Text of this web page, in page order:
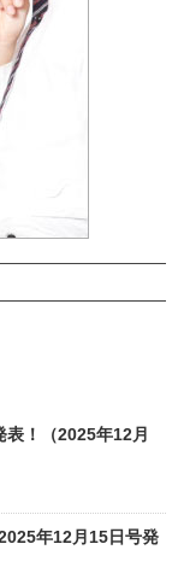
！（2025年12月
年12月15日号発